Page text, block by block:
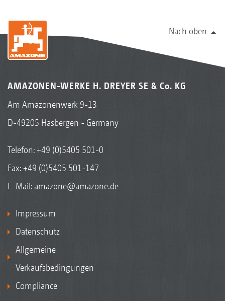
Nach oben
AMAZONEN-WERKE H. DREYER SE & Co. KG
Am Amazonenwerk 9-13
D-49205 Hasbergen - Germany
Telefon:+49 (0)5405 501-0
Fax: +49 (0)5405 501-147
E-Mail: amazone@amazone.de
Impressum
Datenschutz
Allgemeine
Verkaufsbedingungen
Compliance